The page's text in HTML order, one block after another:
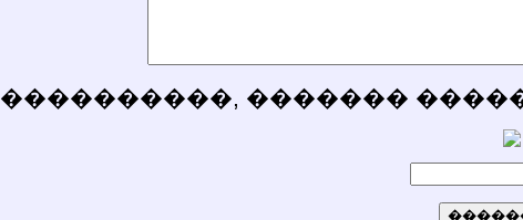
����������, �������